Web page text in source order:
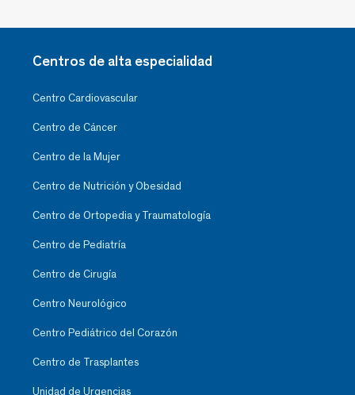
Centros de alta especialidad
Centro Cardiovascular
Centro de Cáncer
Centro de la Mujer
Centro de Nutrición y Obesidad
Centro de Ortopedia y Traumatología
Centro de Pediatría
Centro de Cirugía
Centro Neurológico
Centro Pediátrico del Corazón
Centro de Trasplantes
Unidad de Urgencias